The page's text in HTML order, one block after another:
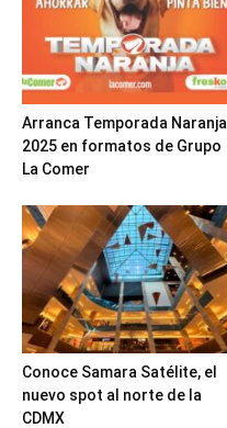
Arranca Temporada Naranja
2025 en formatos de Grupo
La Comer
Conoce Samara Satélite, el
nuevo spot al norte de la
CDMX